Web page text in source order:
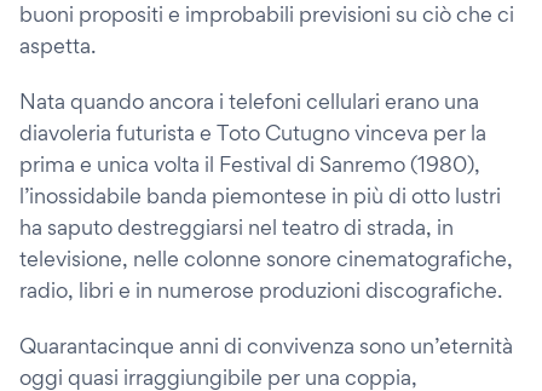
buoni propositi e improbabili previsioni su ciò che ci
aspetta.
Nata quando ancora i telefoni cellulari erano una
diavoleria futurista e Toto Cutugno vinceva per la
prima e unica volta il Festival di Sanremo (1980),
l’inossidabile banda piemontese in più di otto lustri
ha saputo destreggiarsi nel teatro di strada, in
televisione, nelle colonne sonore cinematografiche,
radio, libri e in numerose produzioni discografiche.
Quarantacinque anni di convivenza sono un’eternità
oggi quasi irraggiungibile per una coppia,